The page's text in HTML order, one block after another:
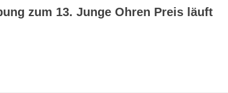
zum 13. Junge Ohren Preis läuft